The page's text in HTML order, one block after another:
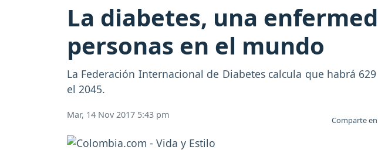
La diabetes, una
personas en el mundo
La Federación Internacional de Diabetes calcula que habrá
el 2045.
Mar, 14 Nov 2017 5:43 pm Comparte